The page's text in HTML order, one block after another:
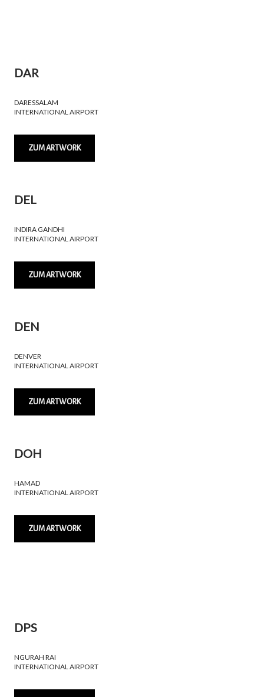
DAR
DARESSALAM
INTERNATIONAL AIRPORT
ZUM ARTWORK
DEL
INDIRA GANDHI
INTERNATIONAL AIRPORT
ZUM ARTWORK
DEN
DENVER
INTERNATIONAL AIRPORT
ZUM ARTWORK
DOH
HAMAD
INTERNATIONAL AIRPORT
ZUM ARTWORK
DPS
NGURAH RAI
INTERNATIONAL AIRPORT